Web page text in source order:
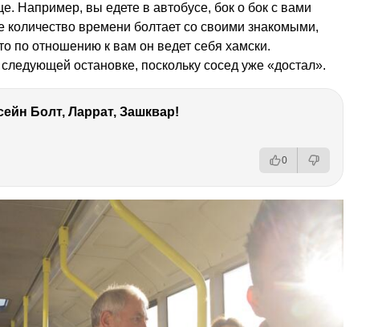
Например, вы едете в автобусе, бок о бок с вами
количество времени болтает со своими знакомыми,
по отношению к вам он ведет себя хамски.
остановке, поскольку сосед уже «достал».
Болт, Ларрат, Зашквар!
0